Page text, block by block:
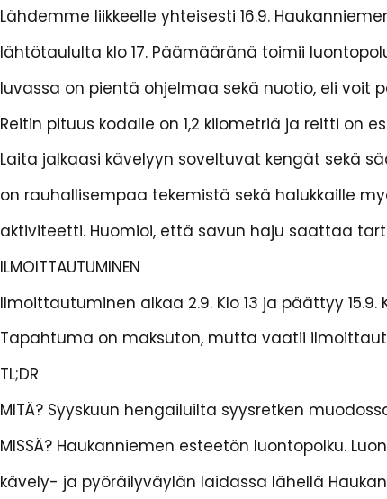
Lähdemme liikkeelle yhteisesti 16.9.
lähtötaululta klo 17. Päämääränä toimii
luvassa on pientä ohjelmaa sekä nuotio, eli voit
Reitin pituus kodalle on 1,2 kilometriä ja reitti on
Laita jalkaasi kävelyyn soveltuvat kengät sekä
on rauhallisempaa tekemistä sekä halukkaille
aktiviteetti. Huomioi, että savun haju saattaa
ILMOITTAUTUMINEN
Ilmoittautuminen alkaa 2.9. Klo 13 ja päättyy 15.9.
Tapahtuma on maksuton, mutta vaatii
TL;DR
MITÄ? Syyskuun hengailuilta syysretken
MISSÄ? Haukanniemen esteetön luontopolku.
kävely- ja pyöräilyväylän laidassa lähellä